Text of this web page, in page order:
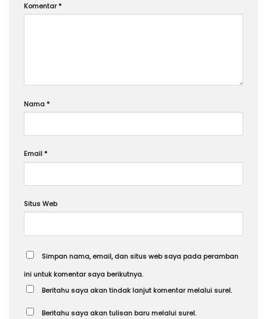
Komentar*
Nama*
Email*
Situs Web
Simpan nama, email, dan situs web saya pada peramban
ini untuk komentar saya berikutnya.
Beritahu saya akan tindak lanjut komentar melalui surel.
Beritahu saya akan tulisan baru melalui surel.